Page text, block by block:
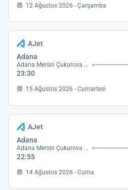
12 Ağustos 2026 - Çarşamba
AJet
Adana
Adana Mersin Çukurova Havalimanı
23:30
15 Ağustos 2026 - Cumartesi
AJet
Adana
Adana Mersin Çukurova Havalimanı
22:55
14 Ağustos 2026 - Cuma